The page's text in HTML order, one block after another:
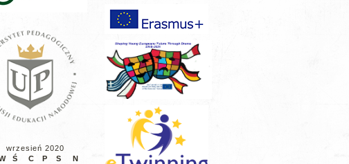
wrzesień 2020
Ś C P S N